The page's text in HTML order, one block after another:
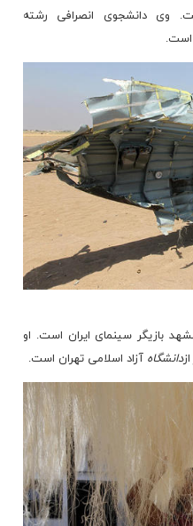
وی دانشجوی انصرافی رشته
است.
متولد ۲۶ آبان ۱۳۵۲ در مشهد بازیگر سینمای ایران است. او
ازدانشگاه آزاد اسلامی تهران است.